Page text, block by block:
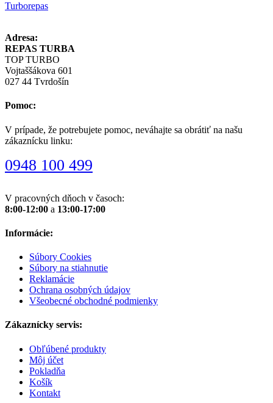
Turborepas
Adresa:
REPAS TURBA
TOP TURBO
Vojtaššákova 601
027 44 Tvrdošín
Pomoc:
V prípade, že potrebujete pomoc, neváhajte sa obrátiť na našu
zákaznícku linku:
0948 100 499
V pracovných dňoch v časoch:
8:00-12:00 a 13:00-17:00
Informácie:
Súbory Cookies
Súbory na stiahnutie
Reklamácie
Ochrana osobných údajov
Všeobecné obchodné podmienky
Zákaznícky servis:
Obľúbené produkty
Môj účet
Pokladňa
Košík
Kontakt